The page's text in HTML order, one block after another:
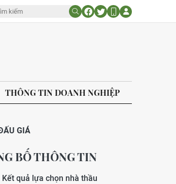
THÔNG TIN DOANH NGHIỆP
GIÁ
BỐ THÔNG TIN
Kết quả lựa chọn nhà thầu